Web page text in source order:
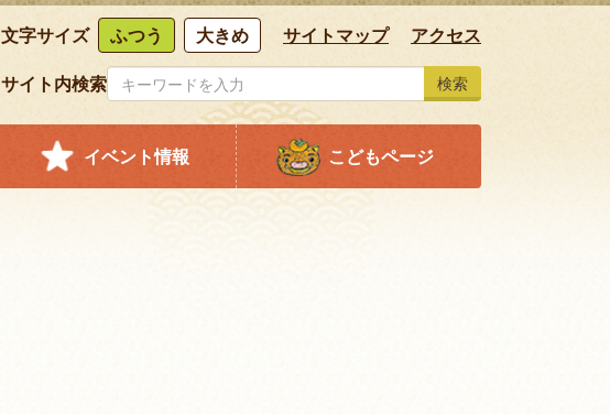
文字サイズ ふつう 大きめ サイトマップ アクセス
サイト内検索 検索
イベント情報 こどもページ